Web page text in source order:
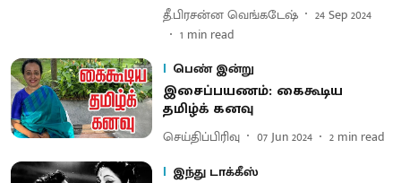
தீ.பிரசன்ன வெங்கடேஷ்
24 Sep 2024
1 min read
பெண் இன்று
இசைப்பயணம்: கைகூடிய
தமிழ்க் கனவு
செய்திப்பிரிவு 07 Jun 2024 2 min read
இந்து டாக்கீஸ்